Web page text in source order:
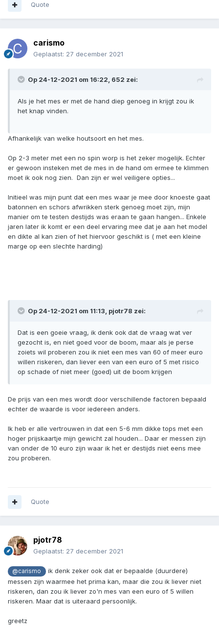
Quote
carismo
Geplaatst: 27 december 2021
Op 24-12-2021 om 16:22, 652 zei:
Als je het mes er met de hand diep genoeg in krijgt zou ik
het knap vinden.
Afhankelijk van welke houtsoort en het mes.
Op 2-3 meter met een no spin worp is het zeker mogelijk. Echter
er gewoon insteken met de mes in de hand om ermee te klimmen
moet ik ook nog zien. Dan zijn er wel veiligere opties...
Initieel was mijn punt dat een mes waar je mee door knoeste gaat
batonnen en schors afwrikken sterk genoeg moet zijn, mijn
manier om te testen destijds was eraan te gaan hangen... Enkele
jaren later ik komt er een deel ervaring mee dat je aan het model
en dikte al kan zien of het hiervoor geschikt is ( met een kleine
marge op een slechte harding)
Op 24-12-2021 om 11:13, pjotr78 zei:
Dat is een goeie vraag, ik denk ook dat de vraag wat ver
gezocht is, en niet goed voor de boom, maar als je perse
zoiets wil proberen zou ik niet een mes van 60 of meer euro
willen riskeren, dan liever een van een euro of 5 met risico
op schade of niet meer (goed) uit de boom krijgen
De prijs van een mes wordt door verschillende factoren bepaald
echter de waarde is voor iedereen anders.
Ik heb er alle vertrouwen in dat een 5-6 mm dikke tops met een
hoger prijskaartje mijn gewicht zal houden... Daar er messen zijn
van onder de 10 euro zijn waar ik het er destijds niet eens mee
zou proberen.
Quote
pjotr78
Geplaatst: 27 december 2021
@carismo
ik denk zeker ook dat er bepaalde (duurdere)
messen zijn waarmee het prima kan, maar die zou ik liever niet
riskeren, dan zou ik liever zo'n mes van een euro of 5 willen
riskeren. Maar dat is uiteraard persoonlijk.
greetz